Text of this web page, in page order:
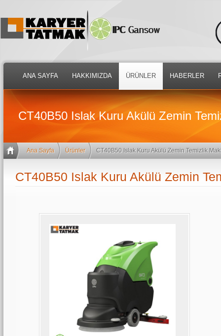
ANA SAYFA HAKKIMIZDA ÜRÜNLER HABERLER
CT40B50 Islak Kuru Akülü Zemin
Ana Sayfa Ürünler CT40B50 Islak Kuru Akülü Zemin Temizlik
CT40B50 Islak Kuru Akülü Zemin